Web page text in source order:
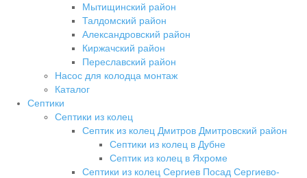
Мытищинский район
Талдомский район
Александровский район
Киржачский район
Переславский район
Насос для колодца монтаж
Каталог
Септики
Септики из колец
Септик из колец Дмитров Дмитровский район
Септики из колец в Дубне
Септик из колец в Яхроме
Септики из колец Сергиев Посад Сергиево-